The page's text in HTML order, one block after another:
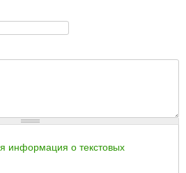
информация о текстовых